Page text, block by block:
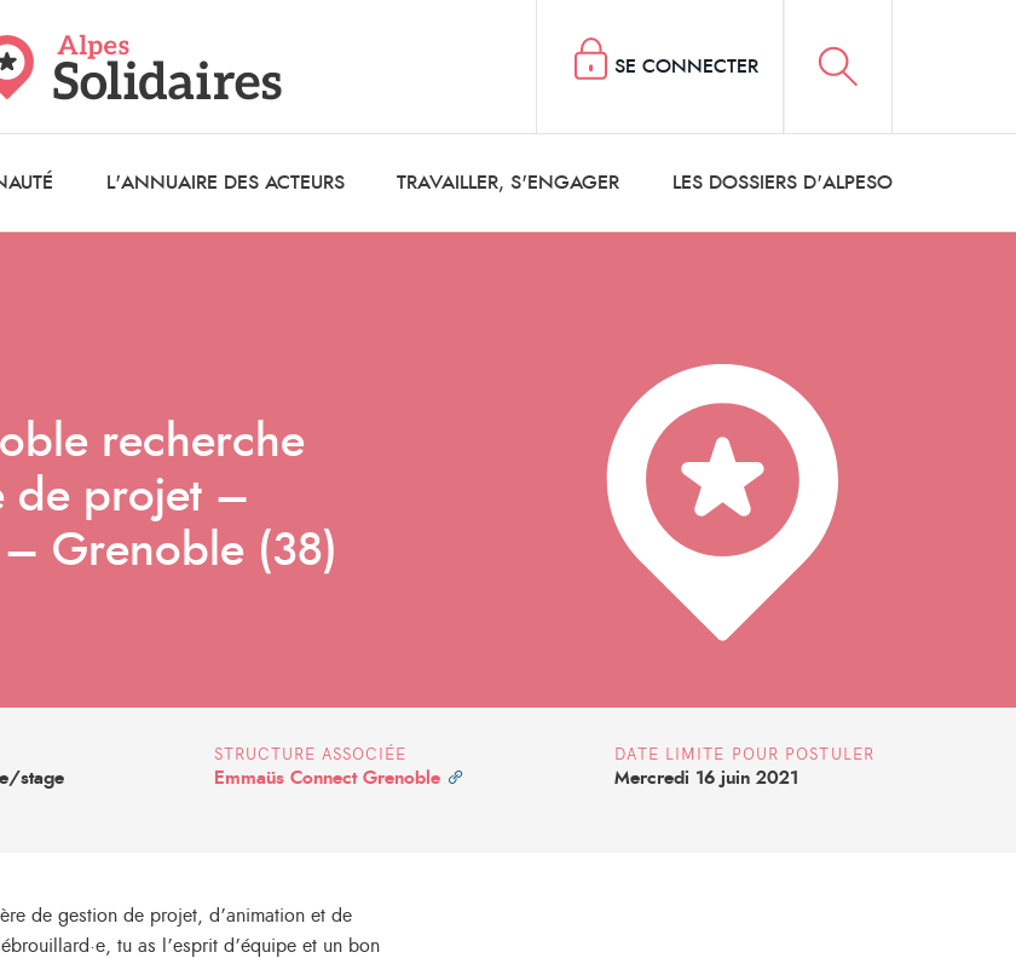
L'ANNUAIRE DES ACTEURS TRAVAILLER, S'ENGAGER LES DOSSIERS D'ALPESO
SE CONNECTER
recherche
de projet –
Grenoble (38)
stage
STRUCTURE ASSOCIÉE
Emmaüs Connect Grenoble
DATE LIMITE POUR POSTULER
Mercredi 16 juin 2021
de gestion de projet, d’animation et de
tu as l’esprit d’équipe et un bon